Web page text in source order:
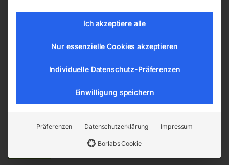
4911 Ried/Tumeltsham
office@elmag.at
Ähnliche Produkte
Ich akzeptiere alle
Nur essenzielle Cookies akzeptieren
Individuelle Datenschutz-Präferenzen
Einwilligung speichern
Präferenzen Datenschutzerklärung Impressum
Borlabs Cookie